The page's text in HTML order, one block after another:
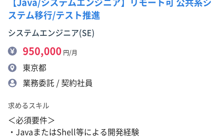
【Java/システムエンジニア】リモート可 公共系シ
ステム移行/テスト推進
システムエンジニア(SE)
950,000 円/月
東京都
業務委託 / 契約社員
求めるスキル
＜必須要件＞
・JavaまたはShell等による開発経験